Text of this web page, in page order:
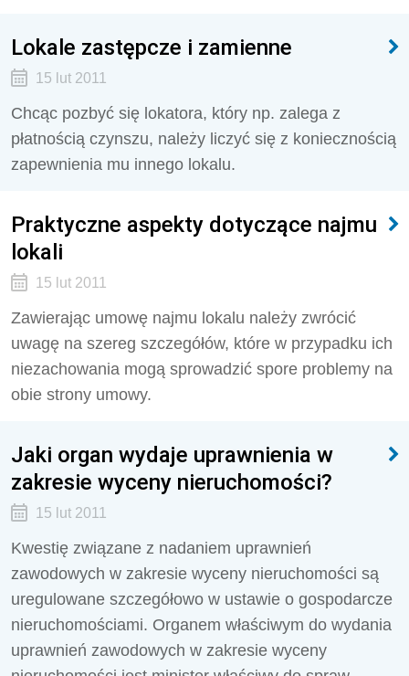
Lokale zastępcze i zamienne
15 lut 2011
Chcąc pozbyć się lokatora, który np. zalega z
płatnością czynszu, należy liczyć się z koniecznością
zapewnienia mu innego lokalu.
Praktyczne aspekty dotyczące najmu
lokali
15 lut 2011
Zawierając umowę najmu lokalu należy zwrócić
uwagę na szereg szczegółów, które w przypadku ich
niezachowania mogą sprowadzić spore problemy na
obie strony umowy.
Jaki organ wydaje uprawnienia w
zakresie wyceny nieruchomości?
15 lut 2011
Kwestię związane z nadaniem uprawnień
zawodowych w zakresie wyceny nieruchomości są
uregulowane szczegółowo w ustawie o gospodarcze
nieruchomościami. Organem właściwym do wydania
uprawnień zawodowych w zakresie wyceny